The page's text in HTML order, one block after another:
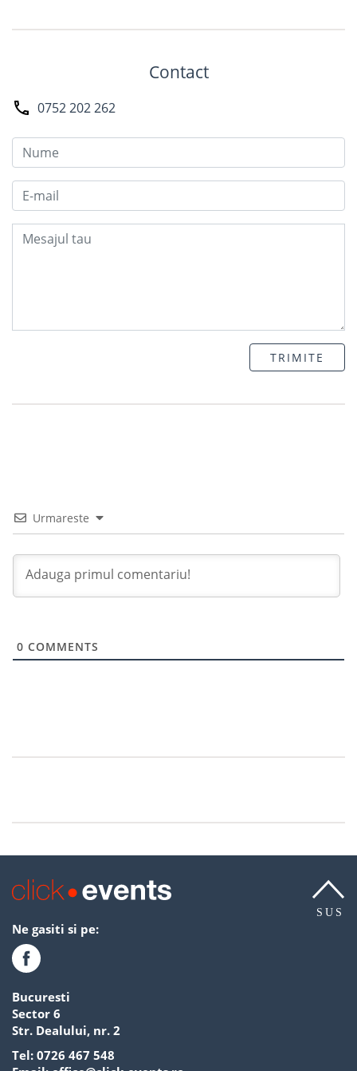
Contact
0752 202 262
TRIMITE
Urmareste
0 COMMENTS
SUS
Ne gasiti si pe:
Bucuresti
Sector 6
Str. Dealului, nr. 2
Tel: 0726 467 548